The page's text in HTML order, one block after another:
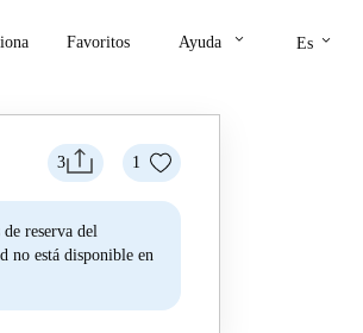
Favoritos Ayuda keyboard_arrow_down Es keyboard_arrow_down
3 1
reserva del
no está disponible en